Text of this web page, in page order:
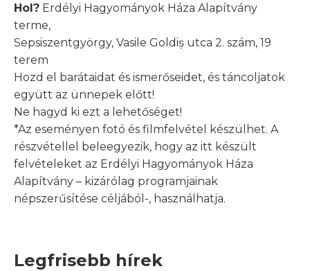
Hol? Erdélyi Hagyományok Háza Alapítvány
terme,
Sepsiszentgyörgy, Vasile Goldiș utca 2. szám, 19
terem
Hozd el barátaidat és ismerőseidet, és táncoljatok
együtt az ünnepek előtt!
Ne hagyd ki ezt a lehetőséget!
*Az eseményen fotó és filmfelvétel készülhet. A
részvétellel beleegyezik, hogy az itt készült
felvételeket az Erdélyi Hagyományok Háza
Alapítvány – kizárólag programjainak
népszerűsítése céljából-, használhatja.
Legfrisebb hírek